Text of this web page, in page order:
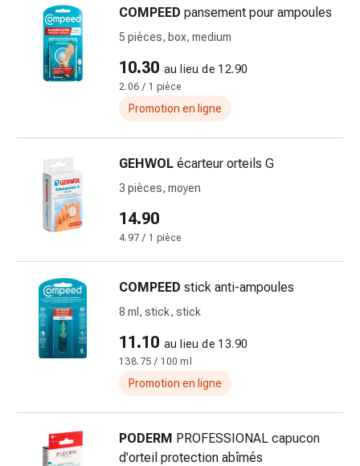
tapes
accessoires
Pansements
tubulaires
Matériel
pansement
Brûlures
coups
de
changement
pansements
Pansements
adhésifs
Traitement
COMPEED pansement pour ampoules
5 pièces, box, medium
10.30 au lieu de 12.90
2.06 / 1 pièce
Promotion en ligne
GEHWOL écarteur orteils G
3 pièces, moyen
14.90
4.97 / 1 pièce
COMPEED stick anti-ampoules
8 ml, stick, stick
11.10 au lieu de 13.90
138.75 / 100 ml
Promotion en ligne
PODERM PROFESSIONAL capucon
d'orteil protection abîmés